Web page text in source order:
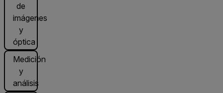
de
imágenes
y
óptica
Medición
y
análisis